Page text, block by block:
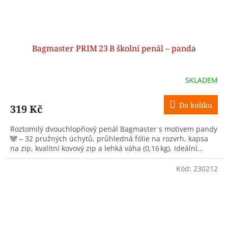
Bagmaster PRIM 23 B školní penál – panda
SKLADEM
319 Kč Do košíku
Roztomilý dvouchlopňový penál Bagmaster s motivem pandy
🐼 – 32 pružných úchytů, průhledná fólie na rozvrh, kapsa
na zip, kvalitní kovový zip a lehká váha (0,16 kg). Ideální...
Kód: 230212